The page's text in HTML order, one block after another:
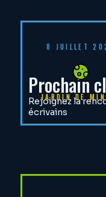
8 JUILLET
JARDIN DE
Prochain
Rejoignez la
écrivains